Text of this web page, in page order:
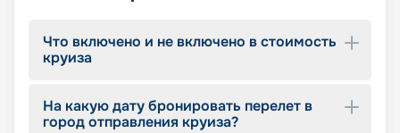
Что включено и не включено в стоимость
круиза
На какую дату бронировать перелет в
город отправления круиза?